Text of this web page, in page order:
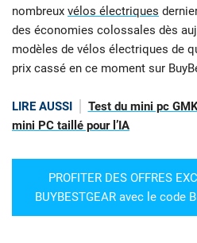
nombreux vélos électriques
des économies colossales dès
modèles de vélos électriques de
prix cassé en ce moment sur
LIRE AUSSI
Test du mini pc
mini PC taillé pour l’IA
PROFITER DES OFFRES
BUYBESTGEAR avec le code